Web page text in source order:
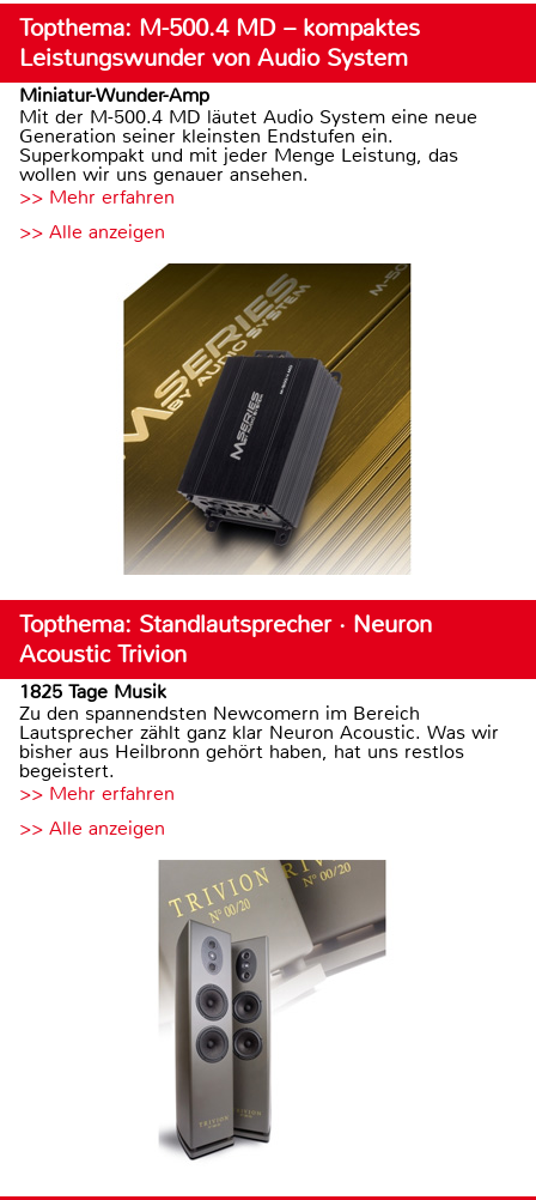
Topthema: M-500.4 MD – kompaktes
Leistungswunder von Audio System
Miniatur-Wunder-Amp
Mit der M-500.4 MD läutet Audio System eine neue
Generation seiner kleinsten Endstufen ein.
Superkompakt und mit jeder Menge Leistung, das
wollen wir uns genauer ansehen.
>> Mehr erfahren
>> Alle anzeigen
Topthema: Standlautsprecher · Neuron
Acoustic Trivion
1825 Tage Musik
Zu den spannendsten Newcomern im Bereich
Lautsprecher zählt ganz klar Neuron Acoustic. Was wir
bisher aus Heilbronn gehört haben, hat uns restlos
begeistert.
>> Mehr erfahren
>> Alle anzeigen